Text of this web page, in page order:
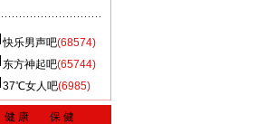
快乐男声吧(68574)
东方神起吧(65744)
37℃女人吧(6985)
健 康 保 健